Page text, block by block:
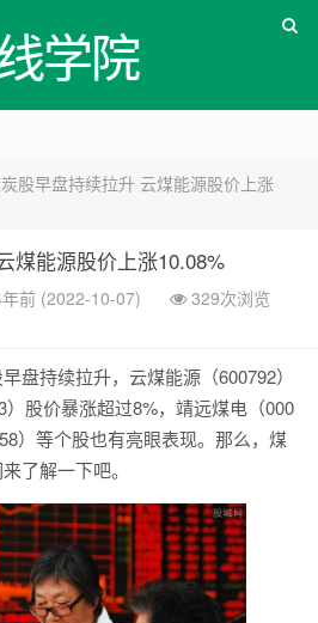
学院
股早盘持续拉升 云煤能源股价上涨
煤能源股价上涨10.08%
前 (2022-10-07)
329次浏览
盘持续拉升，云煤能源（600792）
）股价暴涨超过8%，靖远煤电（000
）等个股也有亮眼表现。那么，煤
了解一下吧。